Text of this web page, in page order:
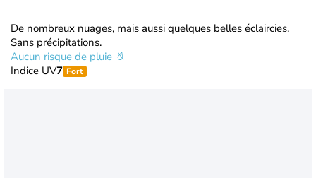
De nombreux nuages, mais aussi quelques belles éclaircies.
Sans précipitations.
Aucun risque de pluie
Indice UV7 Fort